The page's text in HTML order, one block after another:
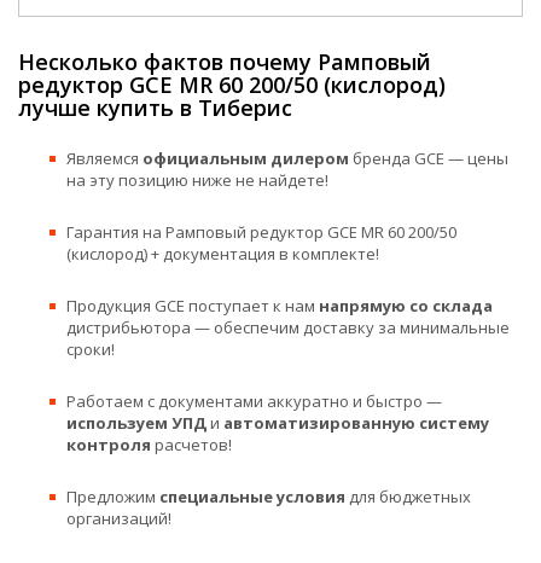
Несколько фактов почему Рамповый
редуктор GCE MR 60 200/50 (кислород)
лучше купить в Тиберис
Являемся официальным дилером бренда GCE — цены
на эту позицию ниже не найдете!
Гарантия на Рамповый редуктор GCE MR 60 200/50
(кислород) + документация в комплекте!
Продукция GCE поступает к нам напрямую со склада
дистрибьютора — обеспечим доставку за минимальные
сроки!
Работаем с документами аккуратно и быстро —
используем УПДи автоматизированную систему
контроля расчетов!
Предложим специальные условия для бюджетных
организаций!